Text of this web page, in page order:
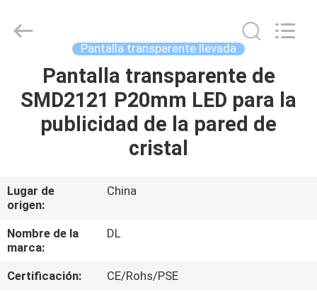
HOGAR
PRODUCTOS
SHOW
SOBRE
NOSOTROS
Display
Pantalla transparente llevada
Pantalla transparente de
SMD2121 P20mm LED para la
publicidad de la pared de
cristal
Lugar de
origen:
China
Nombre de la
marca:
DL
Certificación:
CE/Rohs/PSE